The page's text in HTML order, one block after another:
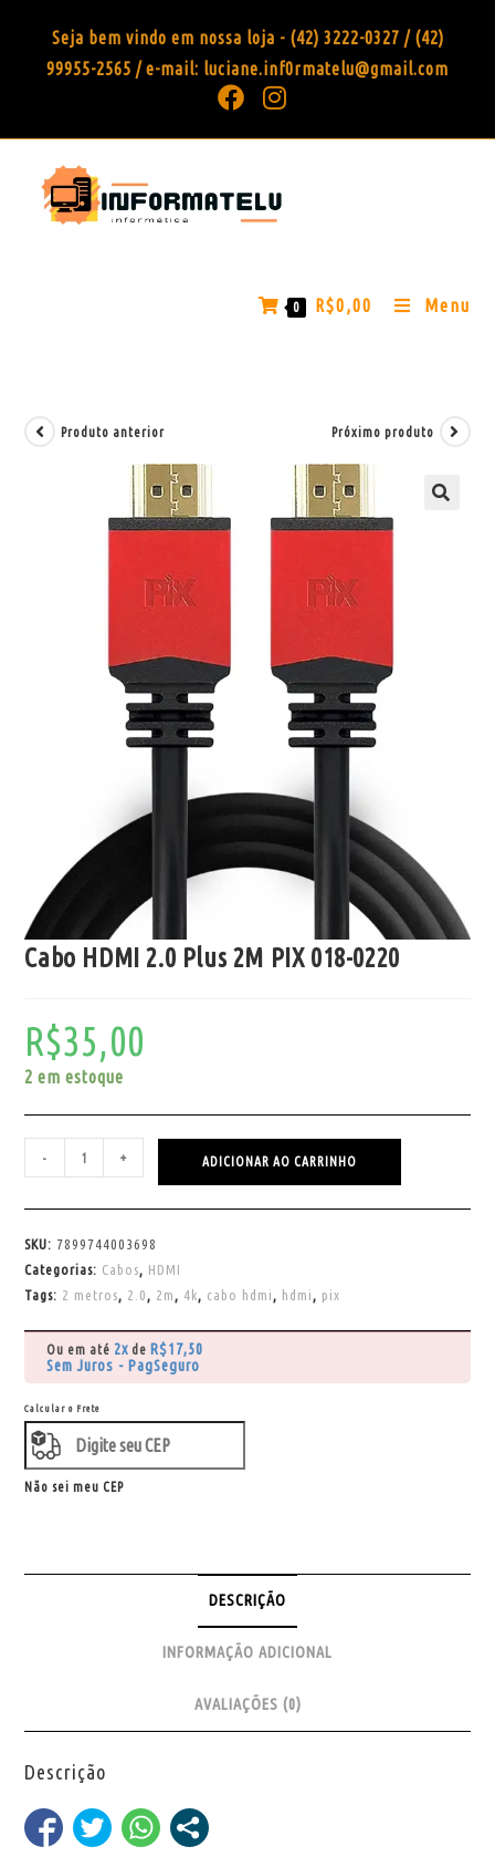
Seja bem vindo em nossa loja - (42) 3222-0327 / (42)
99955-2565 / e-mail: luciane.inf0rmatelu@gmail.com
0 R$0,00 Menu
Produto anterior Próximo produto
Cabo HDMI 2.0 Plus 2M PIX 018-0220
R$35,00
2 em estoque
- + ADICIONAR AO CARRINHO
SKU: 7899744003698
Categorias: Cabos, HDMI
Tags: 2 metros, 2.0 , 2m , 4k, cabo hdmi , hdmi , pix
Ou em até 2x de R$17,50
Sem Juros - PagSeguro
Calcular o Frete
Não sei meu CEP
DESCRIÇÃO
INFORMAÇÃO ADICIONAL
AVALIAÇÕES (0)
Descrição